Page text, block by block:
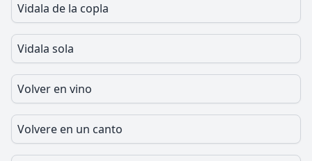
Vidala de la copla
Vidala sola
Volver en vino
Volvere en un canto